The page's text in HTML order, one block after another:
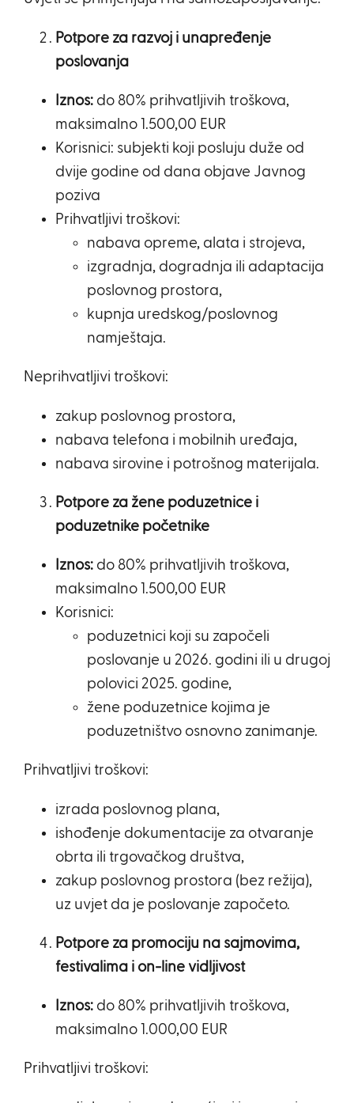
Potpore za razvoj i unapređenje
poslovanja
Iznos: do 80% prihvatljivih troškova,
maksimalno 1.500,00 EUR
Korisnici: subjekti koji posluju duže od
dvije godine od dana objave Javnog
poziva
Prihvatljivi troškovi:
nabava opreme, alata i strojeva,
izgradnja, dogradnja ili adaptacija
poslovnog prostora,
kupnja uredskog/poslovnog
namještaja.
Neprihvatljivi troškovi:
zakup poslovnog prostora,
nabava telefona i mobilnih uređaja,
nabava sirovine i potrošnog materijala.
Potpore za žene poduzetnice i
poduzetnike početnike
Iznos: do 80% prihvatljivih troškova,
maksimalno 1.500,00 EUR
Korisnici:
poduzetnici koji su započeli
poslovanje u 2026. godini ili u drugoj
polovici 2025. godine,
žene poduzetnice kojima je
poduzetništvo osnovno zanimanje.
Prihvatljivi troškovi:
izrada poslovnog plana,
ishođenje dokumentacije za otvaranje
obrta ili trgovačkog društva,
zakup poslovnog prostora (bez režija),
uz uvjet da je poslovanje započeto.
Potpore za promociju na sajmovima,
festivalima i on-line vidljivost
Iznos: do 80% prihvatljivih troškova,
maksimalno 1.000,00 EUR
Prihvatljivi troškovi: